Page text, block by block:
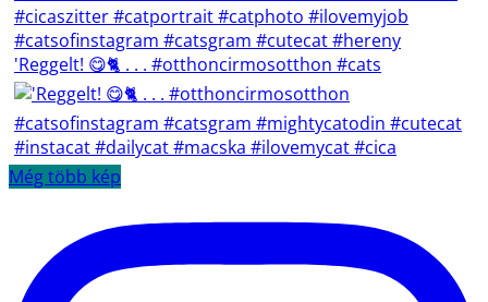
'Reggelt! 😋🐈 . . . #otthoncirmosotthon #cats
Még több kép